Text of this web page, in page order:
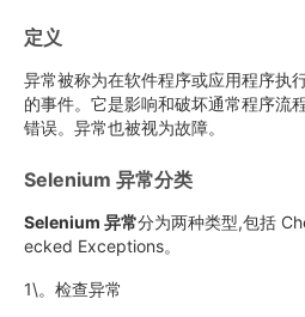
定义
异常被称为在软件程序或应用程序执
的事件。它是影响和破坏通常程序流
错误。异常也被视为故障。
Selenium 异常分类
Selenium 异常分为两种类型,包括
ecked Exceptions。
1\。检查异常